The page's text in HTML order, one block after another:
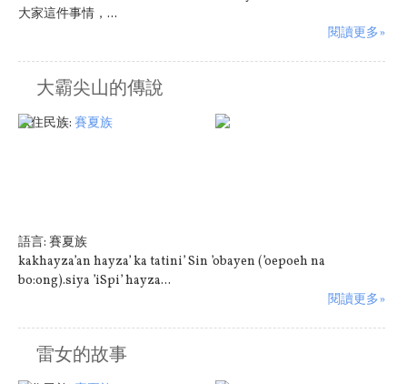
大家這件事情，...
閱讀更多»
大霸尖山的傳說
原住民族: 賽夏族
語言: 賽夏族
kakhayza’an hayza’ ka tatini’ Sin ’obayen (’oepoeh na
bo:ong).siya ’iSpi’ hayza...
閱讀更多»
雷女的故事